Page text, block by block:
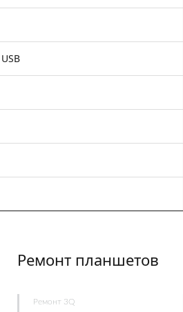
Ремонт планшетов
Ремонт 3Q